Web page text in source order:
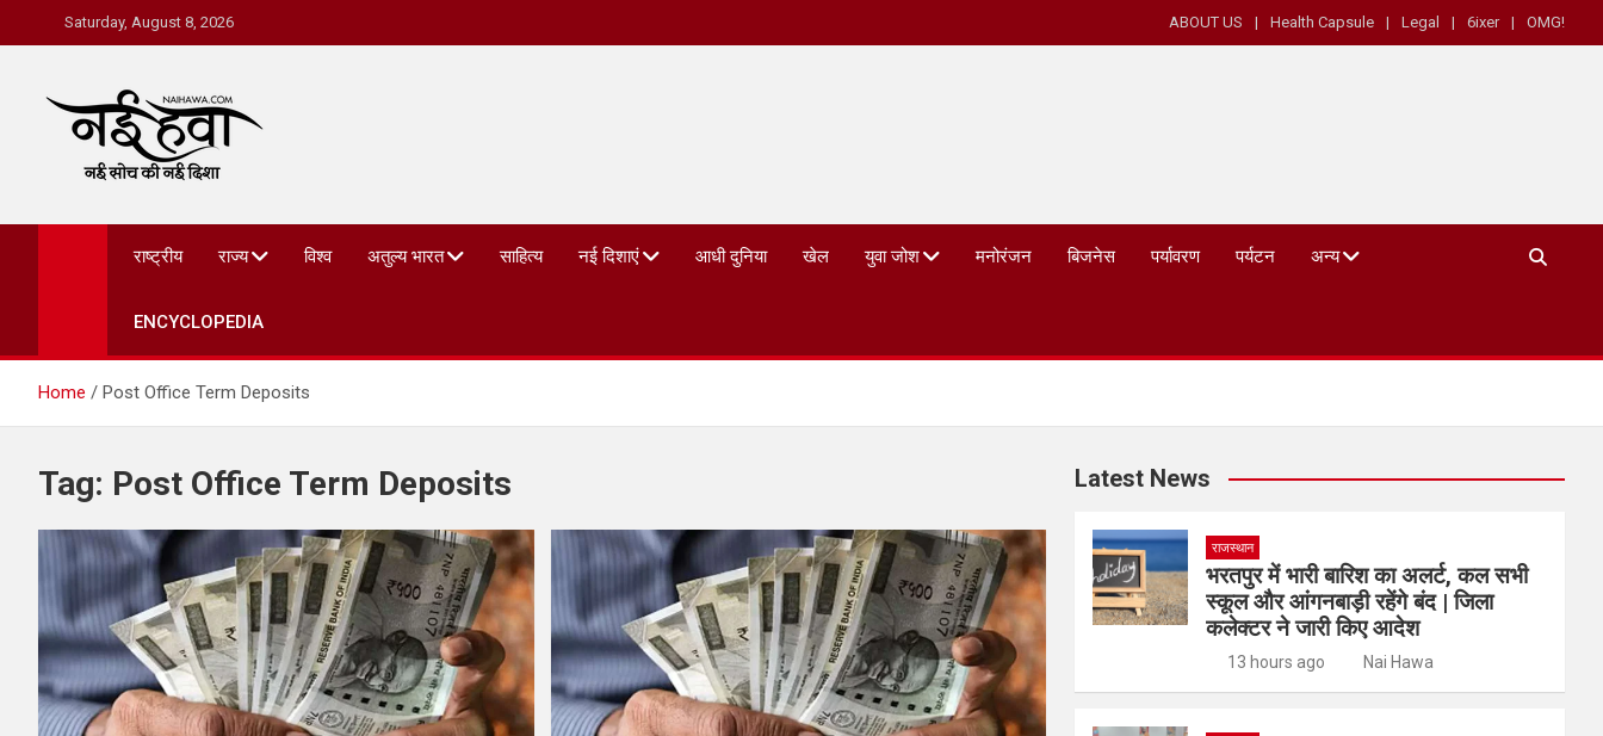
Saturday, August 8, 2026 ABOUT US Health Capsule Legal 6ixer OMG!
Nai Hawa
राष्ट्रीय राज्य विश्व अतुल्य भारत साहित्य नई दिशाएं आधी दुनिया खेल युवा जोश मनोरंजन बिजनेस पर्यावरण पर्यटन अन्य
ENCYCLOPEDIA
Home Post Office Term Deposits
Tag: Post Office Term Deposits Latest News
राजस्थान
भरतपुर में भारी बारिश का अलर्ट, कल सभी
स्कूल और आंगनबाड़ी रहेंगे बंद | जिला
कलेक्टर ने जारी किए आदेश
13 hours ago Nai Hawa